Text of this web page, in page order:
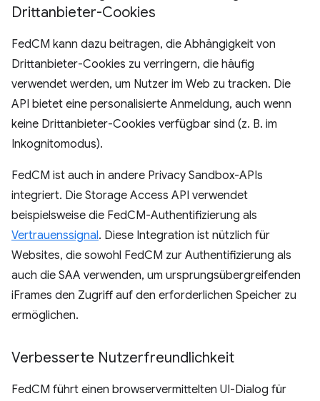
Drittanbieter-Cookies
FedCM kann dazu beitragen, die Abhängigkeit von
Drittanbieter-Cookies zu verringern, die häufig
verwendet werden, um Nutzer im Web zu tracken. Die
API bietet eine personalisierte Anmeldung, auch wenn
keine Drittanbieter-Cookies verfügbar sind (z. B. im
Inkognitomodus).
FedCM ist auch in andere Privacy Sandbox-APIs
integriert. Die Storage Access API verwendet
beispielsweise die FedCM-Authentifizierung als
Vertrauenssignal. Diese Integration ist nützlich für
Websites, die sowohl FedCM zur Authentifizierung als
auch die SAA verwenden, um ursprungsübergreifenden
iFrames den Zugriff auf den erforderlichen Speicher zu
ermöglichen.
Verbesserte Nutzerfreundlichkeit
FedCM führt einen browservermittelten UI-Dialog für